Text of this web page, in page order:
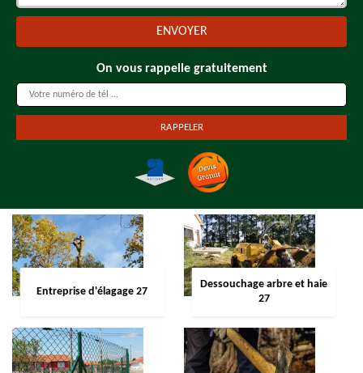
On vous rappelle gratuitement
Entreprise d'élagage 27
Dessouchage arbre et haie
27